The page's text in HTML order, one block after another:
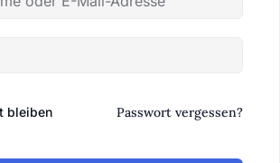
bleiben Passwort vergessen?